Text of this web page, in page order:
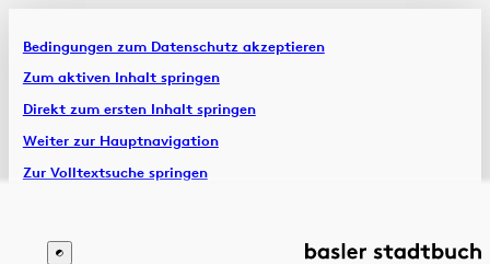
Bedingungen zum Datenschutz akzeptieren
Zum aktiven Inhalt springen
Direkt zum ersten Inhalt springen
Weiter zur Hauptnavigation
Zur Volltextsuche springen
Artikel & Dossiers
Chronik